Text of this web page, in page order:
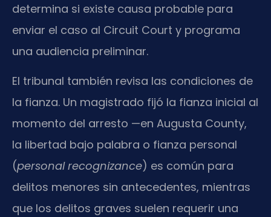
determina si existe causa probable para
enviar el caso al Circuit Court y programa
una audiencia preliminar.
El tribunal también revisa las condiciones de
la fianza. Un magistrado fijó la fianza inicial al
momento del arresto —en Augusta County,
la libertad bajo palabra o fianza personal
(personal recognizance) es común para
delitos menores sin antecedentes, mientras
que los delitos graves suelen requerir una